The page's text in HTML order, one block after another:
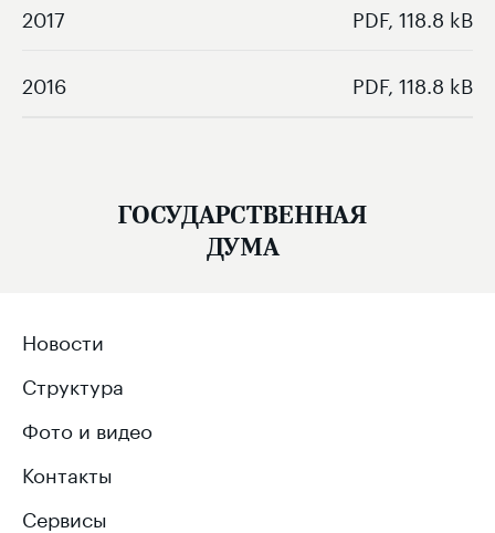
2017 PDF, 118.8 kB
2016 PDF, 118.8 kB
ГОСУДАРСТВЕННАЯ
ДУМА
Новости
Структура
Фото и видео
Контакты
Сервисы